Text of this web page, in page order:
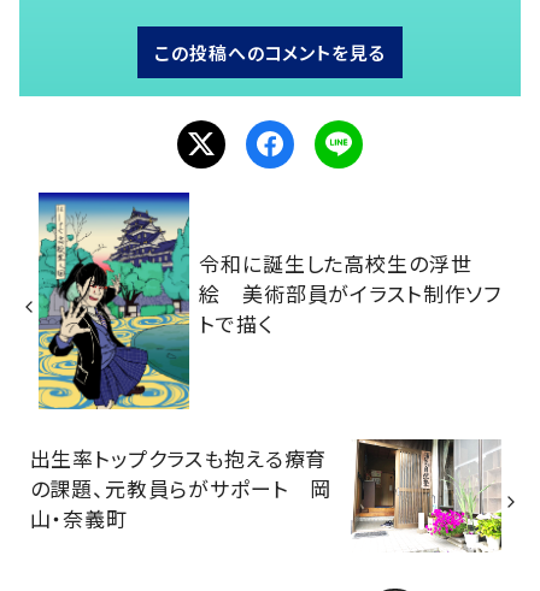
この投稿へのコメントを見る
令和に誕生した高校生の浮世
絵 美術部員がイラスト制作ソフ
トで描く
出生率トップクラスも抱える療育
の課題、元教員らがサポート 岡
山・奈義町